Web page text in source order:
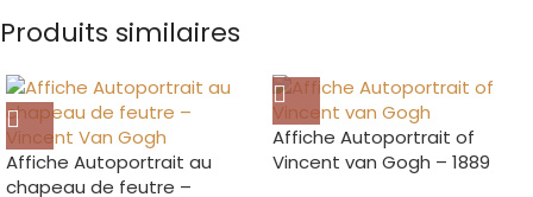
Produits similaires
Affiche Autoportrait au
chapeau de feutre –
Affiche Autoportrait of
Vincent van Gogh – 1889